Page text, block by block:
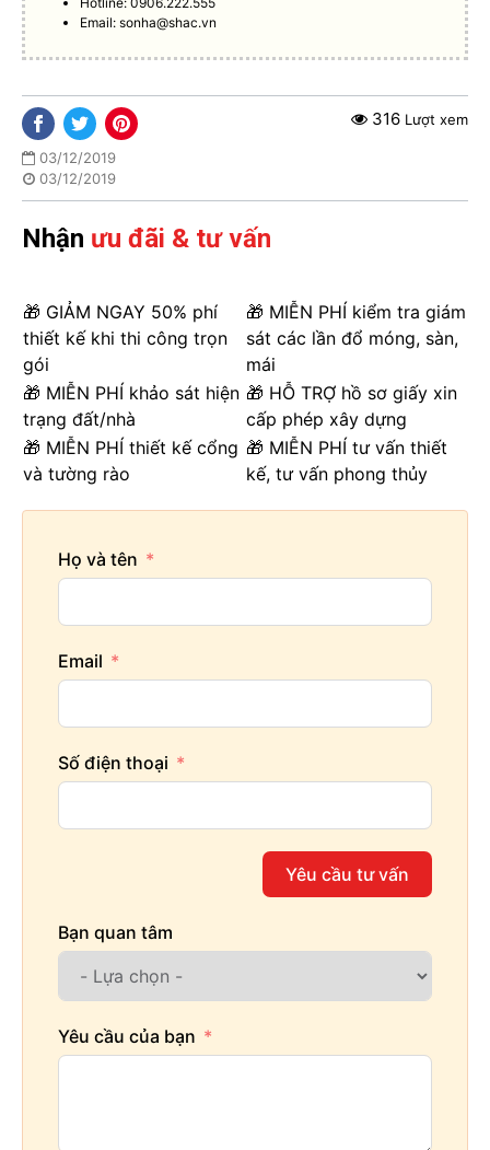
Email:sonha@shac.vn
03/12/2019
03/12/2019
316 Lượt xem
Nhận ưu đãi & tư vấn
🎁 GIẢM NGAY 50% phí
thiết kế khi thi công trọn
gói
🎁 MIỄN PHÍ kiểm tra giám
sát các lần đổ móng, sàn,
mái
🎁 MIỄN PHÍ khảo sát hiện
trạng đất/nhà
🎁 HỖ TRỢ hồ sơ giấy xin
cấp phép xây dựng
🎁 MIỄN PHÍ thiết kế cổng
và tường rào
🎁 MIỄN PHÍ tư vấn thiết
kế, tư vấn phong thủy
Họ và tên
Email
Số điện thoại
Yêu cầu tư vấn
Bạn quan tâm
Yêu cầu của bạn